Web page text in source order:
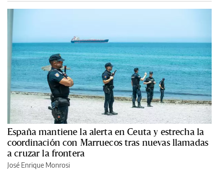
España mantiene la alerta en Ceuta y estrecha la
coordinación con Marruecos tras nuevas llamadas
a cruzar la frontera
José Enrique Monrosi